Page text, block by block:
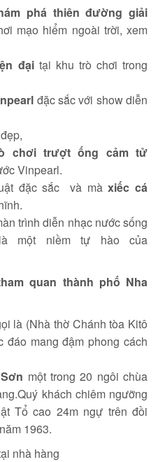
phá thiên đường giải
mạo hiểm ngoài trời, xem
đạitại khu trò chơi trong
đặc sắc với show diễn
chơi trượt ống cảm tử
Vinpearl.
đặc sắc và màxiếc cá
trình diễn nhạc nước sống
một niềm tự hào của
quan thành phố Nha
là (Nhà thờ Chánh tòa Kitô
đáo mang đậm phong cách
một trong 20 ngôi chùa
khách chiêm ngưỡng
Tổ cao 24m ngự trên đồi
1963.
nhà hàng